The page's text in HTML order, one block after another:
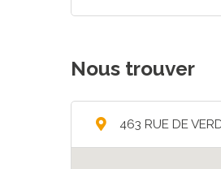
Nous trouver
463 RUE DE